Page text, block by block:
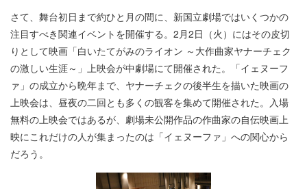
さて、舞台初日まで約ひと月の間に、新国立劇場ではいくつかの
注目すべき関連イベントを開催する。2月2日（火）にはその皮切
りとして映画「白いたてがみのライオン ～大作曲家ヤナーチェク
の激しい生涯～」上映会が中劇場にて開催された。「イェヌーフ
ァ」の成立から晩年まで、ヤナーチェクの後半生を描いた映画の
上映会は、昼夜の二回とも多くの観客を集めて開催された。入場
無料の上映会ではあるが、劇場未公開作品の作曲家の自伝映画上
映にこれだけの人が集まったのは「イェヌーファ」への関心から
だろう。